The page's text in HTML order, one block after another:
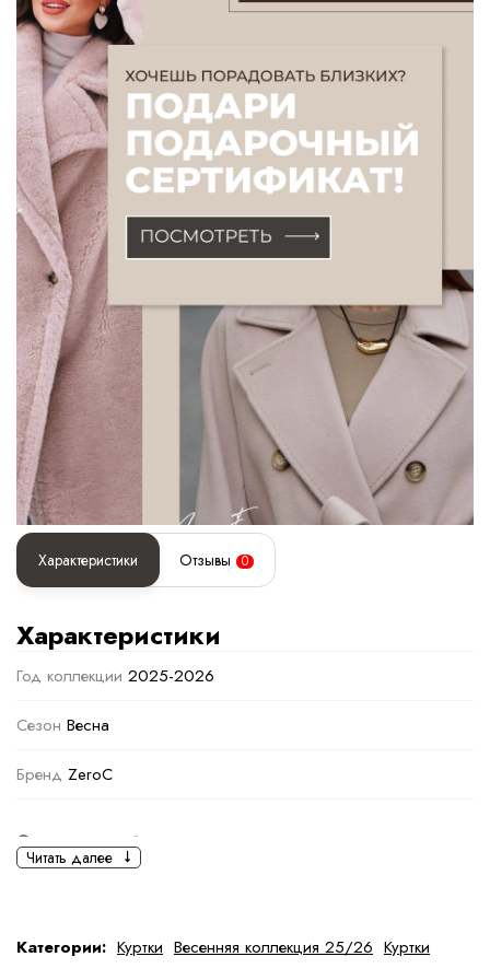
Характеристики Отзывы 0
Характеристики
Год коллекции 2025-2026
Сезон Весна
Бренд ZeroC
Основная информация
Ткань Полиэстер
Читать далее
Категории: Куртки Весенняя коллекция 25/26 Куртки